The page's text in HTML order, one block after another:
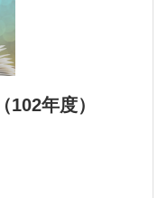
年度）